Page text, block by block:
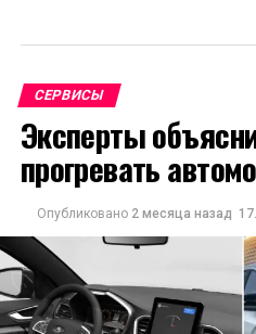
СЕРВИСЫ
Эксперты
прогревать
Опубликовано 2 месяца назад